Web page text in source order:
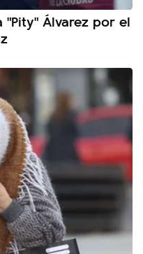
Álvarez por el